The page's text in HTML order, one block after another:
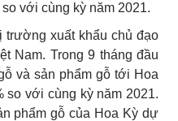
với cùng kỳ năm 2021.
trường xuất khẩu chủ đạo
Nam. Trong 9 tháng đầu
và sản phẩm gỗ tới Hoa
so với cùng kỳ năm 2021.
phẩm gỗ của Hoa Kỳ dự